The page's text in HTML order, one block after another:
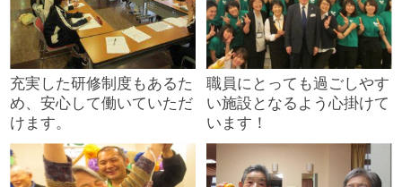
充実した研修制度もあるた
め、安心して働いていただ
けます。
職員にとっても過ごしやす
い施設となるよう心掛けて
います！